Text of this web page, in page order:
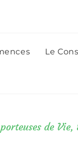
Le
de Vie,